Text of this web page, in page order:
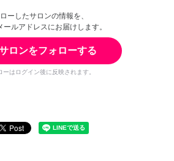
ーしたサロンの情報を、
ールアドレスにお届けします。
ロンをフォローする
はログイン後に反映されます。